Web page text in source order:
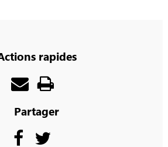
rapides
Partager